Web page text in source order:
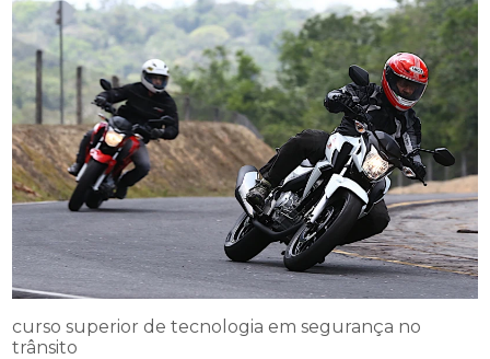
curso superior de tecnologia em segurança no
trânsito